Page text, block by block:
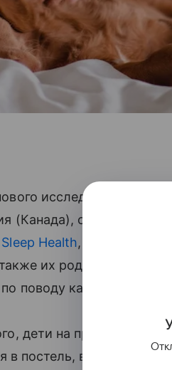
исследования,
(Канада), статья
Sleep Health, опросили 188
их родителей. И
поводу качества
дети на протяжении
в постель, время